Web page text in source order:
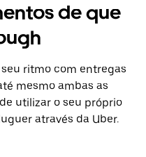
de que
ritmo com entregas
mesmo ambas as
utilizar o seu próprio
através da Uber.